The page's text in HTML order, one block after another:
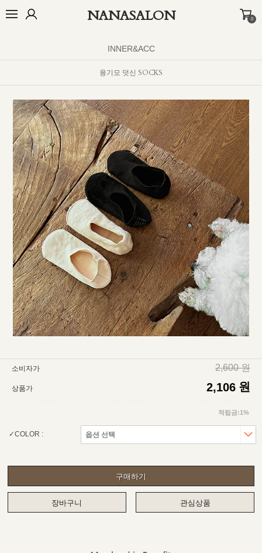
NANASALON 0
INNER&ACC
융기모 덧신 SOCKS
소비자가 2,600 원
상품가 2,106 원
적립금:1%
COLOR :
구매하기
장바구니 관심상품